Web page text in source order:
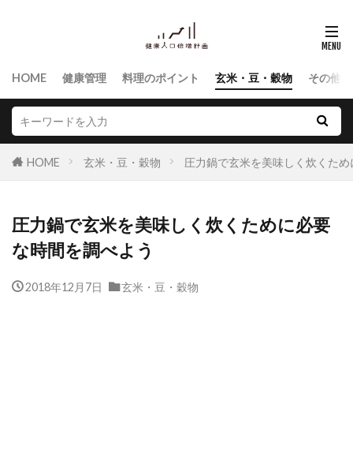
HOME 健康管理 料理のポイント 玄米・豆・穀物 その他
HOME 玄米・豆・穀物 圧力鍋で玄米を美味しく炊くた
圧力鍋で玄米を美味しく炊くために必要
な時間を調べよう
2018年12月7日 玄米・豆・穀物